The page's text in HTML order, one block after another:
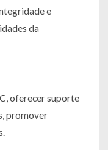
e
da
oferecer suporte
promover